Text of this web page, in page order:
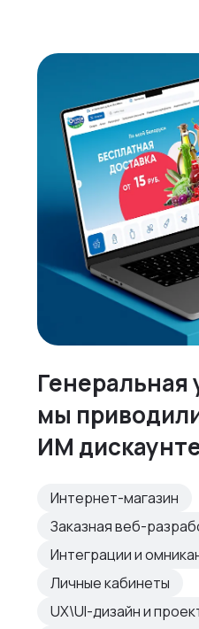
Генеральная
мы
ИМ
Интернет-магазин
Заказная веб-
Интеграции и
Личные кабинеты
UX\UI-дизайн и